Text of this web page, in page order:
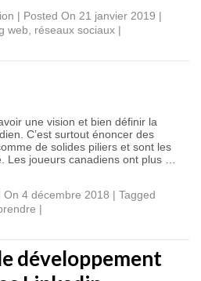
| Posted On 21 janvier 2019 |
web réseaux sociaux |
une vision et bien définir la
C’est surtout énoncer des
de solides piliers et sont les
Les joueurs canadiens ont plus …
On 4 décembre 2018 | Tagged
|
développement